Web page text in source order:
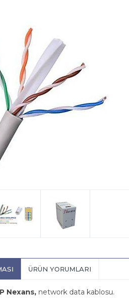
ÜRÜN YORUMLARI
Nexans, network data kablosu.